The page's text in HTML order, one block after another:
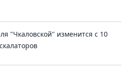
"Чкаловской" изменится с 10